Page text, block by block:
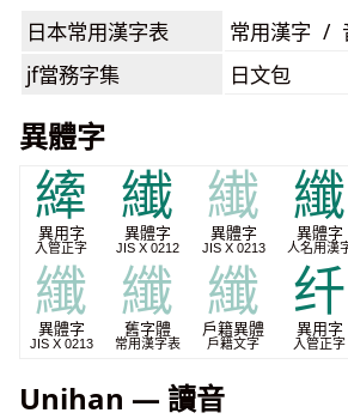
日本常用漢字表 常用漢字 /
jf當務字集 日文包
異體字
縴
異用字
入管正字
纎
異體字
JIS X 0212
纎
異體字
JIS X 0213
纖
異體字
人名用漢
纖
異體字
JIS X 0213
纖
舊字體
常用漢字表
纖
戶籍異體
戶籍文字
纤
異用字
入管正字
Unihan — 讀音